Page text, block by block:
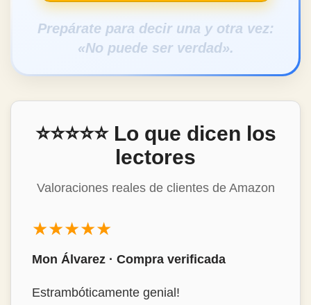
Prepárate para decir una y otra vez:
«No puede ser verdad».
⭐⭐⭐⭐⭐ Lo que dicen los
lectores
Valoraciones reales de clientes de Amazon
★★★★★
Mon Álvarez · Compra verificada
Estrambóticamente genial!